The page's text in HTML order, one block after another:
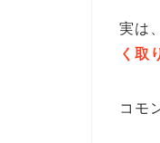
実は
く取
コモ